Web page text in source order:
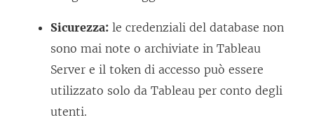
Sicurezza: le credenziali del database non
sono mai note o archiviate in Tableau
Server e il token di accesso può essere
utilizzato solo da Tableau per conto degli
utenti.